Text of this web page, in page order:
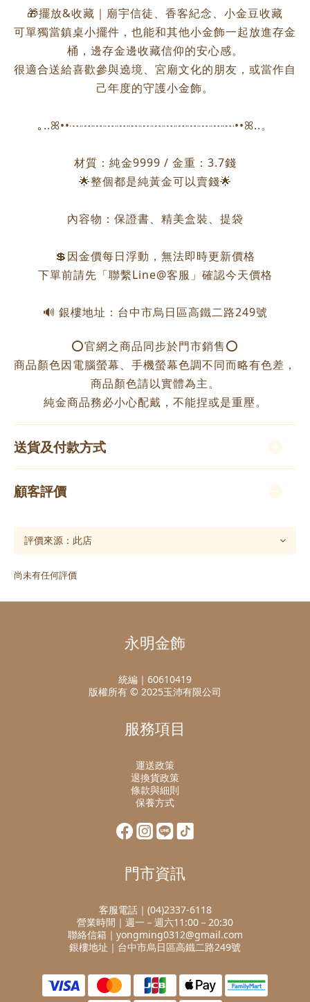
🎁擺放&收藏｜廟宇信徒、香客紀念、小金豆收藏
可單獨當鎮桌小擺件，也能和其他小金飾一起放進存金
桶，邊存金邊收藏信仰的安心感。
很適合送給喜歡參與遶境、宮廟文化的朋友，或當作自
己年度的守護小金飾。
｡..ꕤ••┈┈┈┈┈┈┈┈┈┈┈┈┈┈••ꕤ..。
材質：純金9999 / 金重：3.7錢
🌟整個都是純黃金可以賣錢🌟
內容物：保證書、精美盒裝、提袋
💲因金價每日浮動，無法即時更新價格
下單前請先「聯繫Line@客服」確認今天價格
🔊 銀樓地址：台中市烏日區高鐵二路249號
⭕️官網之商品同步於門市銷售⭕️
商品顏色因電腦螢幕、手機螢幕色調不同而略有色差，
商品顏色請以實體為主。
純金商品務必小心配戴，不能捏或是重壓。
送貨及付款方式
顧客評價
尚未有任何評價
永明金飾
統編｜60610419
版權所有 © 2025玉沛有限公司
服務項目
運送政策
退換貨政策
條款與細則
保養方式
門市資訊
客服電話｜(04)2337-6118
營業時間｜週一－週六11:00－20:30
聯絡信箱｜yongming0312@gmail.com
銀樓地址｜台中市烏日區高鐵二路249號